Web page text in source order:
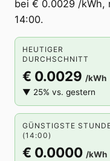
bei € 0.0029 /kWh,
14:00.
HEUTIGER
DURCHSCHNITT
€ 0.0029 /kWh
▼ 25% vs. gestern
GÜNSTIGSTE
(14:00)
€ 0.0000 /kWh